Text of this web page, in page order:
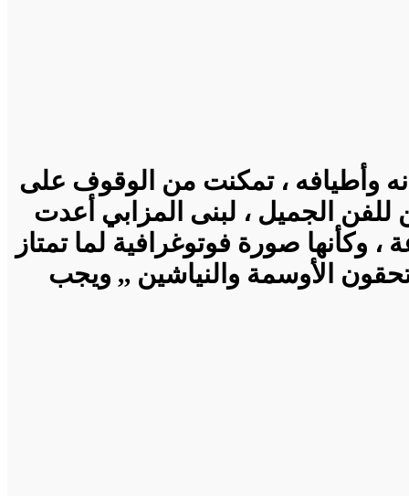
وأطيافه ، تمكنت من الوقوف على
للفن الجميل ، لبنى المزابي أعدت
صورة فوتوغرافية لما تمتاز
الأوسمة والنياشين ,, ويجب